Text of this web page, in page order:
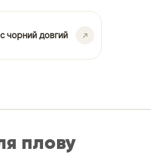
чорний довгий
плову